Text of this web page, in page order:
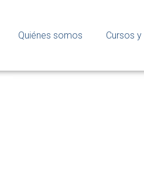
Quiénes somos Cursos